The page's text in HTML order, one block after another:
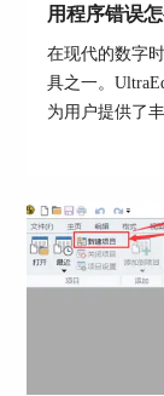
预览效果了
预览效果。
用程序错误
在现代的数字
具之一。
为用户提供了
户可能会遇到
们还将分享一
编辑体验始终